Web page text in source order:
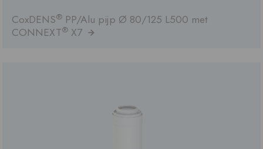
CoxDENS® PP/Alu pijp Ø 80/125 L500 met
CONNEXT® X7